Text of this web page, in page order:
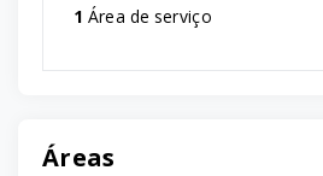
1 Área de serviço
Áreas